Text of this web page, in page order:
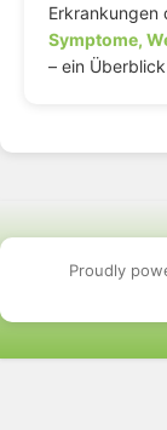
Erkrankungen
Symptome,
– ein
Proudly